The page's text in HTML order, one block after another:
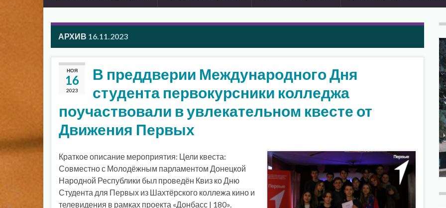
АРХИВ 16.11.2023
НОЯ
16
2023
В преддверии Международного Дня
студента первокурсники колледжа
поучаствовали в увлекательном квесте от
Движения Первых
Краткое описание мероприятия: Цели квеста:
Совместно с Молодёжным парламентом Донецкой
Народной Республики был проведён Квиз ко Дню
Студента для Первых из Шахтёрского коллежа кино и
телевидения в рамках проекта «Донбасс | 180».